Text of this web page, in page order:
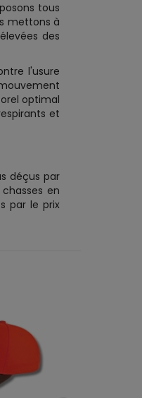
tous
mettons à
des
l'usure
optimal
et
déçus par
en
par le prix